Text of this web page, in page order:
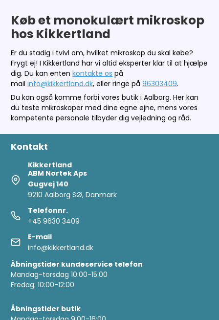
Køb et monokulært mikroskop
hos Kikkertland
Er du stadig i tvivl om, hvilket mikroskop du skal købe?
Frygt ej! I Kikkertland har vi altid eksperter klar til at hjælpe
dig. Du kan entenkontakte os på
mailinfo@kikkertland.dk, eller ringe på96303409.
Du kan også komme forbi vores butik i Aalborg. Her kan
du teste mikroskoper med dine egne øjne, mens vores
kompetente personale tilbyder dig vejledning og råd.
Kontakt
Kikkertland
ABM Nortek Aps
Gugvej 140
9210 Aalborg SØ, Danmark
Telefonnr.
+45 9630 3409
E-mail
info@kikkertland.dk
Åbningstider kundeservice telefon
Mandag-torsdag 10:00-15:00
Fredag: 10:00-12:00
Åbningstider butik